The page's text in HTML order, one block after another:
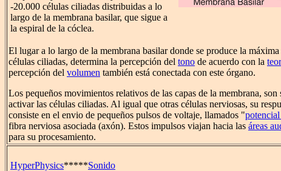
-20.000 células ciliadas distribuidas a lo
largo de la membrana basilar, que sigue a
la espiral de la cóclea.
El lugar a lo largo de la membrana basilar donde se produce la
células ciliadas, determina la percepción del tono de acuerdo con la
percepción del volumen también está conectada con este órgano.
Los pequeños movimientos relativos de las capas de la membrana, son
activar las células ciliadas. Al igual que otras células nerviosas, su
consiste en el envio de pequeños pulsos de voltaje, llamados "
fibra nerviosa asociada (axón). Estos impulsos viajan hacia las áreas
para su procesamiento.
HyperPhysics*****Sonido